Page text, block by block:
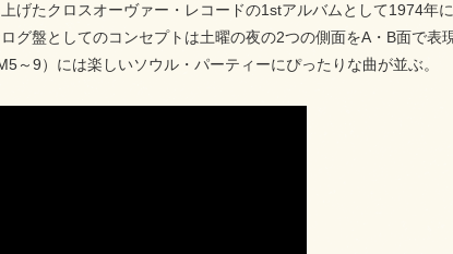
げたクロスオーヴァー・レコードの1stアルバムとして1974
グ盤としてのコンセプトは土曜の夜の2つの側面をA・B面で
～9）には楽しいソウル・パーティーにぴったりな曲が並ぶ。